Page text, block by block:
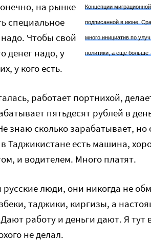
Концепции
подписанной в июне.
много инициатив по
политики, а еще больше
на рынке
специальное
Чтобы свой
денег надо, у
у кого есть.
работает портнихой,
пятьдесят рублей в
знаю сколько зарабатывает, но
Таджикистане есть машина,
и водителем. Много платят.
люди, они никогда не
таджики, киргизы, а
работу и деньги дают. Я тут
не делал.